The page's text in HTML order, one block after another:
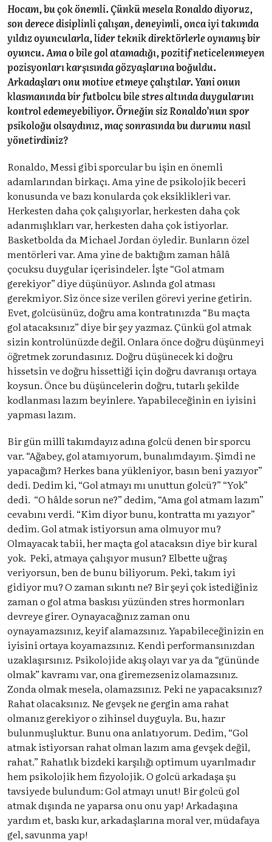
Hocam, bu çok önemli. Çünkü mesela Ronaldo diyoruz,
son derece disiplinli çalışan, deneyimli, onca iyi takımda
yıldız oyuncularla, lider teknik direktörlerle oynamış bir
oyuncu. Ama o bile gol atamadığı, pozitif neticelenmeyen
pozisyonları karşısında gözyaşlarına boğuldu.
Arkadaşları onu motive etmeye çalıştılar. Yani onun
klasmanında bir futbolcu bile stres altında duygularını
kontrol edemeyebiliyor. Örneğin siz Ronaldo’nun spor
psikoloğu olsaydınız, maç sonrasında bu durumu nasıl
yönetirdiniz?
Ronaldo, Messi gibi sporcular bu işin en önemli
adamlarından birkaçı. Ama yine de psikolojik beceri
konusunda ve bazı konularda çok eksiklikleri var.
Herkesten daha çok çalışıyorlar, herkesten daha çok
adanmışlıkları var, herkesten daha çok istiyorlar.
Basketbolda da Michael Jordan öyledir. Bunların özel
mentörleri var. Ama yine de baktığım zaman hâlâ
çocuksu duygular içerisindeler. İşte “Gol atmam
gerekiyor” diye düşünüyor. Aslında gol atması
gerekmiyor. Siz önce size verilen görevi yerine getirin.
Evet, golcüsünüz, doğru ama kontratınızda “Bu maçta
gol atacaksınız” diye bir şey yazmaz. Çünkü gol atmak
sizin kontrolünüzde değil. Onlara önce doğru düşünmeyi
öğretmek zorundasınız. Doğru düşünecek ki doğru
hissetsin ve doğru hissettiği için doğru davranışı ortaya
koysun. Önce bu düşüncelerin doğru, tutarlı şekilde
kodlanması lazım beyinlere. Yapabileceğinin en iyisini
yapması lazım.
Bir gün millî takımdayız adına golcü denen bir sporcu
var. “Ağabey, gol atamıyorum, bunalımdayım. Şimdi ne
yapacağım? Herkes bana yükleniyor, basın beni yazıyor”
dedi. Dedim ki, “Gol atmayı mı unuttun golcü?” “Yok”
dedi. “O hâlde sorun ne?” dedim, “Ama gol atmam lazım”
cevabını verdi. “Kim diyor bunu, kontratta mı yazıyor”
dedim. Gol atmak istiyorsun ama olmuyor mu?
Olmayacak tabii, her maçta gol atacaksın diye bir kural
yok. Peki, atmaya çalışıyor musun? Elbette uğraş
veriyorsun, ben de bunu biliyorum. Peki, takım iyi
gidiyor mu? O zaman sıkıntı ne? Bir şeyi çok istediğiniz
zaman o gol atma baskısı yüzünden stres hormonları
devreye girer. Oynayacağınız zaman onu
oynayamazsınız, keyif alamazsınız. Yapabileceğinizin en
iyisini ortaya koyamazsınız. Kendi performansınızdan
uzaklaşırsınız. Psikolojide akış olayı var ya da “gününde
olmak” kavramı var, ona giremezseniz olamazsınız.
Zonda olmak mesela, olamazsınız. Peki ne yapacaksınız?
Rahat olacaksınız. Ne gevşek ne gergin ama rahat
olmanız gerekiyor o zihinsel duyguyla. Bu, hazır
bulunmuşluktur. Bunu ona anlatıyorum. Dedim, “Gol
atmak istiyorsan rahat olman lazım ama gevşek değil,
rahat.” Rahatlık bizdeki karşılığı optimum uyarılmadır
hem psikolojik hem fizyolojik. O golcü arkadaşa şu
tavsiyede bulundum: Gol atmayı unut! Bir golcü gol
atmak dışında ne yaparsa onu onu yap! Arkadaşına
yardım et, baskı kur, arkadaşlarına moral ver, müdafaya
gel, savunma yap!